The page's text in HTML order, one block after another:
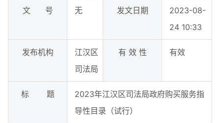
文 号 无 发文日期
2023-08-
24 10:33
发布机构
江汉区
司法局
有 效 性 有效
标 题
2023年江汉区司法局政府购买服务指
导性目录（试行）